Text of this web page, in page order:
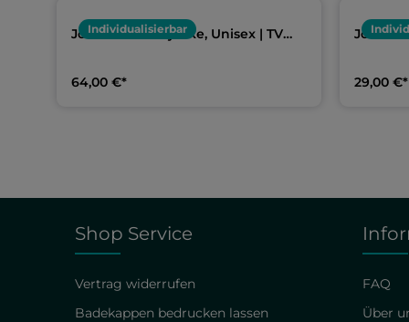
Individualisierbar
Joma Softshelljacke, Unisex | TV
64,00 €*
Joma
29,00 €*
Shop Service
Vertrag widerrufen
Badekappen bedrucken lassen
FAQ
Über